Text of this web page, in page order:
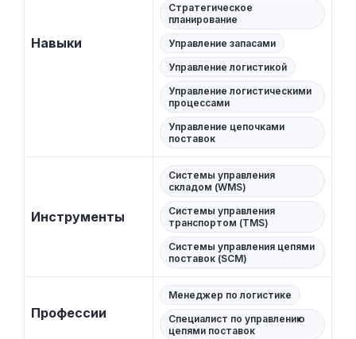
Навыки
Стратегическое
планирование
Управление запасами
Управление логистикой
Управление логистическими
процессами
Управление цепочками
поставок
Инструменты
Системы управления
складом (WMS)
Системы управления
транспортом (TMS)
Системы управления цепями
поставок (SCM)
Профессии
Менеджер по логистике
Специалист по управлению
цепями поставок